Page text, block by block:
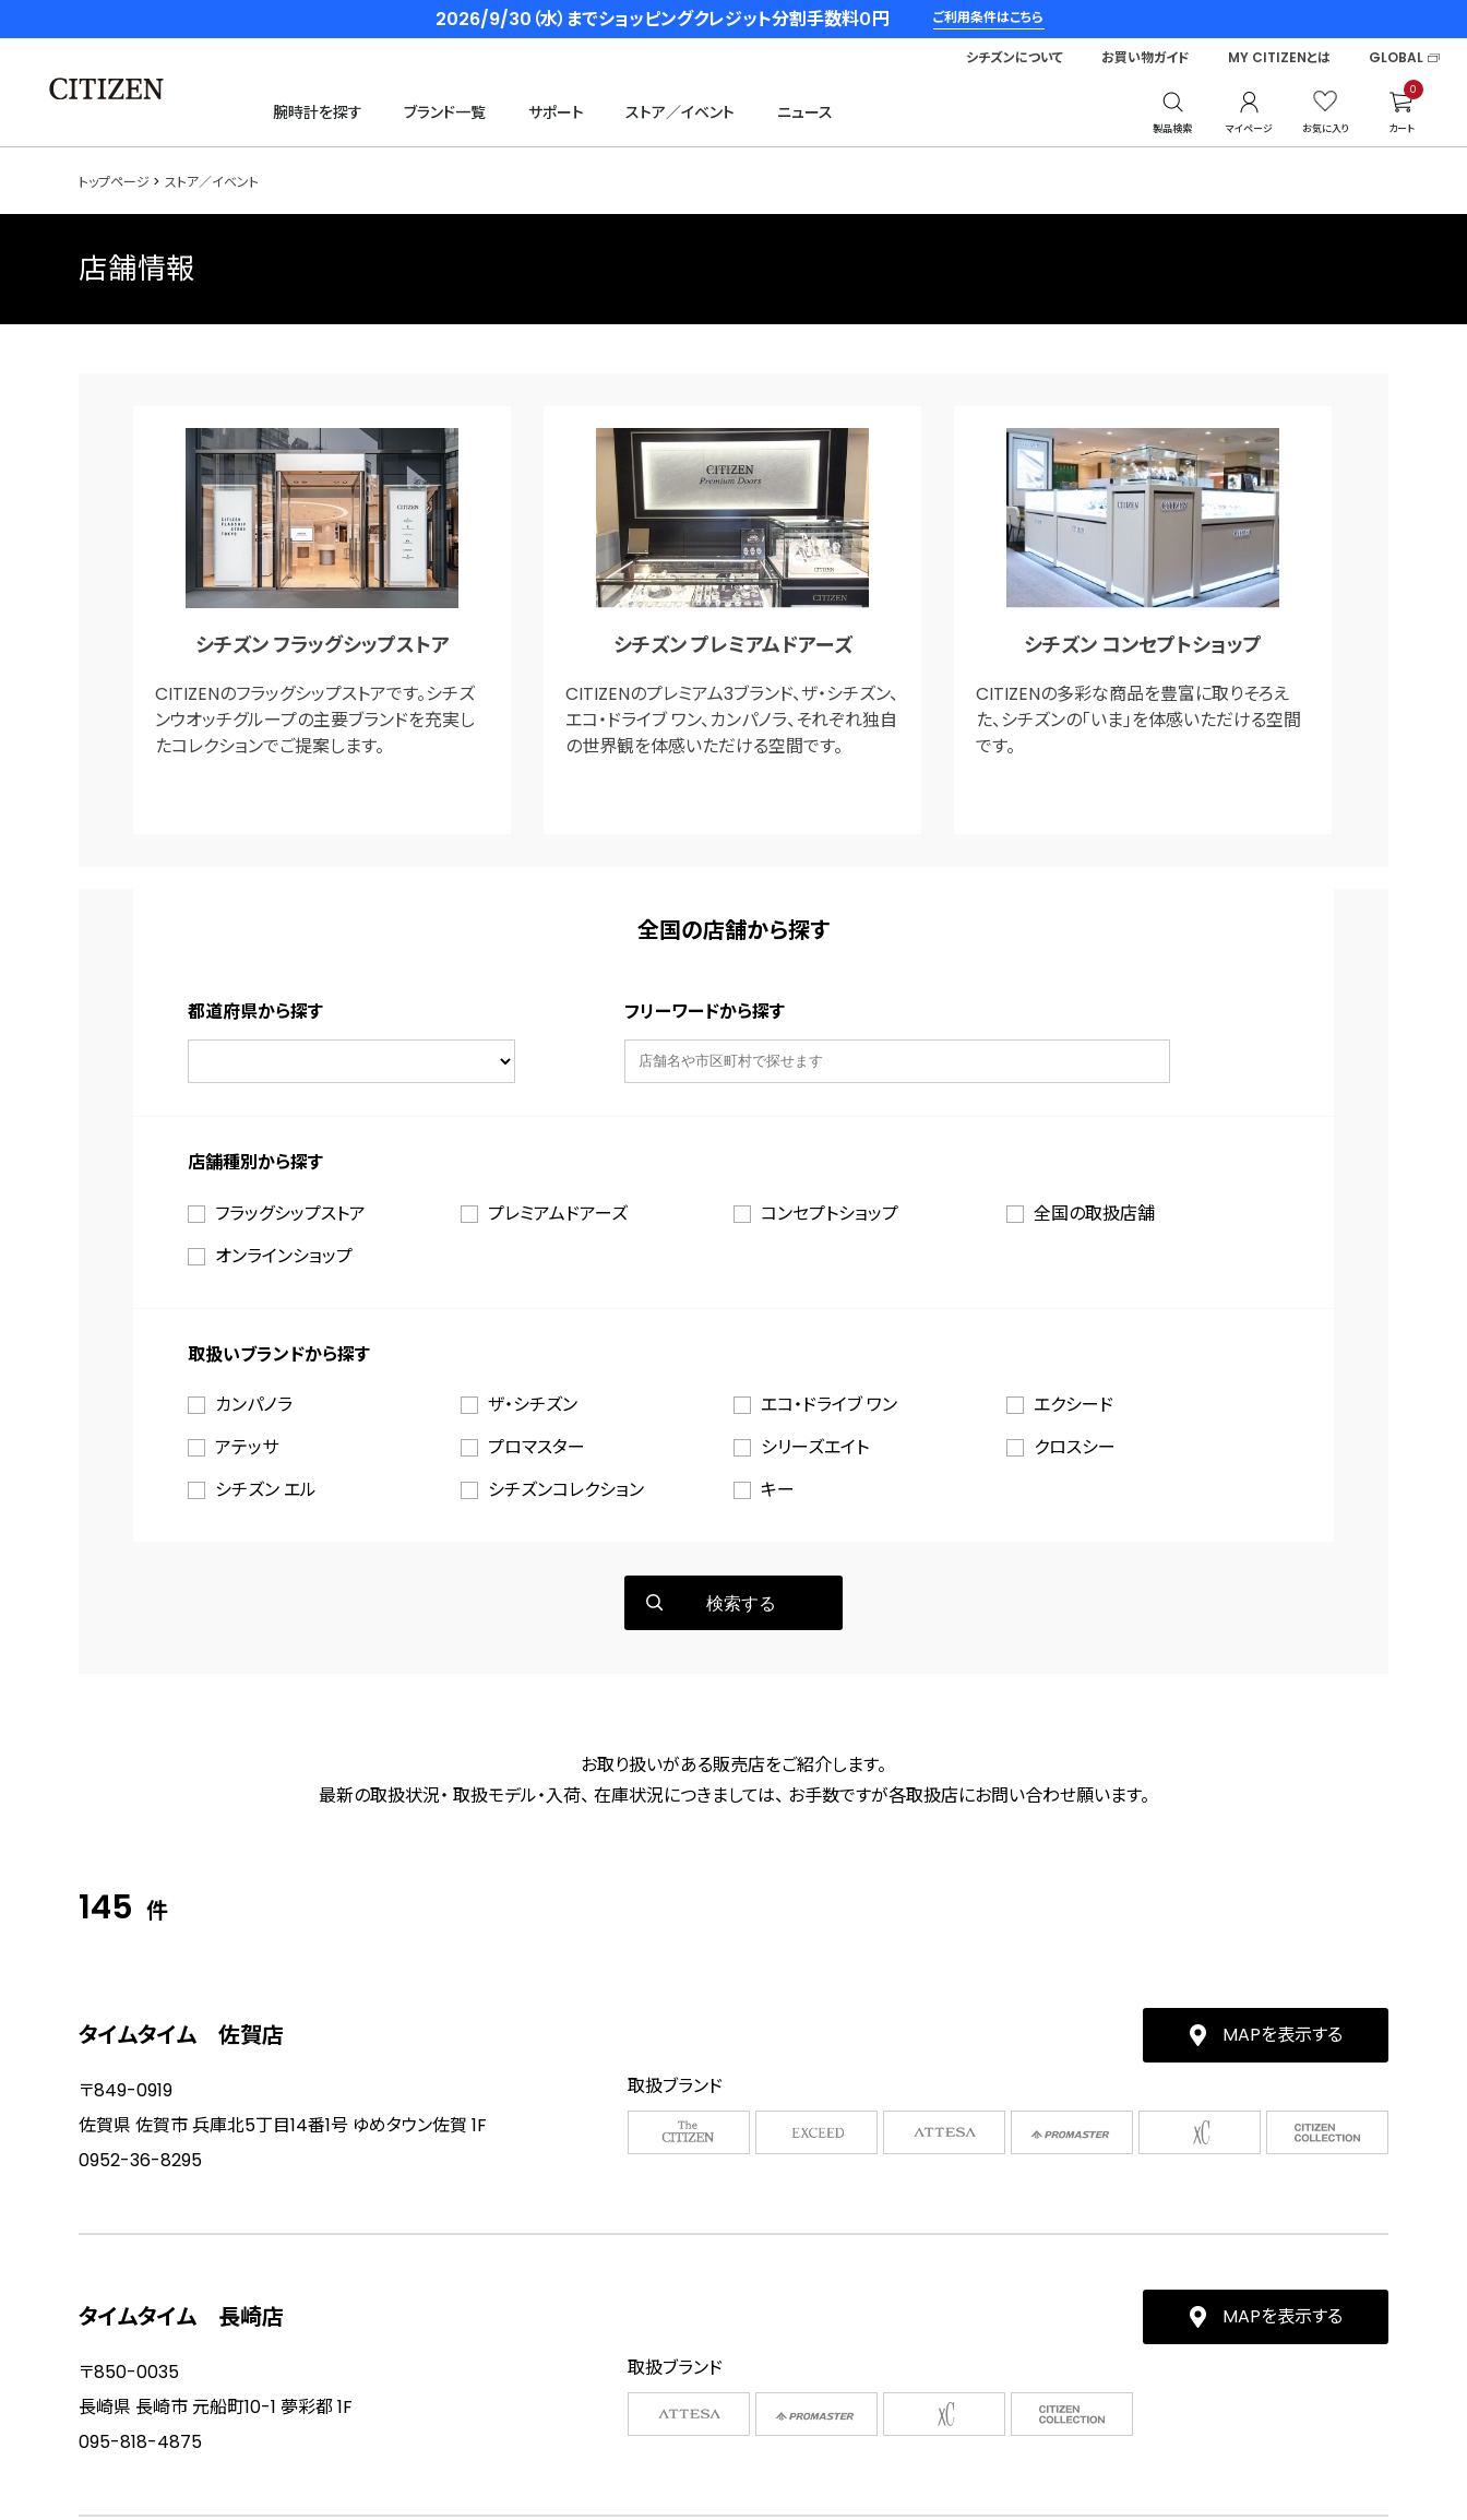
2026/9/30（水）までショッピングクレジット分割手数料０円 ご利用条件はこちら
腕時計を探す ブランド一覧 サポート ストア／イベント ニュース
製品検索 マイページ お気に入り
0
カート
シチズンについて お買い物ガイド MY CITIZENとは GLOBAL
トップページ ストア／イベント
店舗情報
シチズン フラッグシップストア
CITIZENのフラッグシップストアです。シチズ
ンウオッチグループの主要ブランドを充実し
たコレクションでご提案します。
シチズン プレミアムドアーズ
CITIZENのプレミアム3ブランド、ザ・シチズン、
エコ・ドライブ ワン、カンパノラ、それぞれ独自
の世界観を体感いただける空間です。
シチズン コンセプトショップ
CITIZENの多彩な商品を豊富に取りそろえ
た、シチズンの「いま」を体感いただける空間
です。
全国の店舗から探す
都道府県から探す フリーワードから探す
店舗種別から探す
フラッグシップストア プレミアムドアーズ コンセプトショップ
全国の取扱店舗
オンラインショップ
取扱いブランドから探す
カンパノラ ザ・シチズン エコ・ドライブ ワン
エクシード
アテッサ
プロマスター シリーズエイト
クロスシー
シチズン エル
シチズンコレクション キー
検索する
お取り扱いがある販売店をご紹介します。
最新の取扱状況・ 取扱モデル・入荷、 在庫状況につきましては、 お手数ですが各取扱店にお問い合わせ願います。
145 件
タイムタイム 佐賀店 MAPを表示する
〒849-0919
佐賀県 佐賀市 兵庫北5丁目14番1号 ゆめタウン佐賀 1F
0952-36-8295
取扱ブランド
タイムタイム 長崎店 MAPを表示する
〒850-0035
長崎県 長崎市 元船町10-1 夢彩都 1F
095-818-4875
取扱ブランド